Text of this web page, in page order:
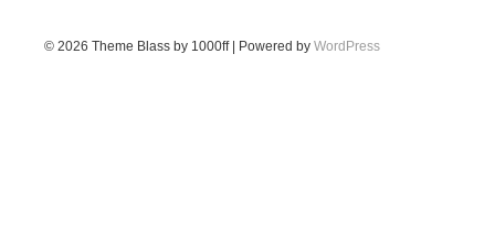
© 2026 Theme Blass by 1000ff | Powered by WordPress